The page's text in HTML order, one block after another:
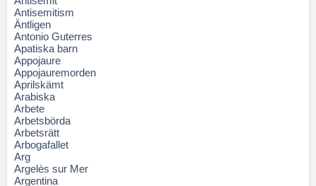
Antisemitism
Äntligen
Antonio Guterres
Apatiska barn
Appojaure
Appojauremorden
Aprilskämt
Arabiska
Arbete
Arbetsbörda
Arbetsrätt
Arbogafallet
Arg
Argelès sur Mer
Argentina